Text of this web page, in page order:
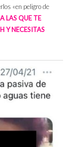
«en peligro de
LAS QUE TE
Y NECESITAS